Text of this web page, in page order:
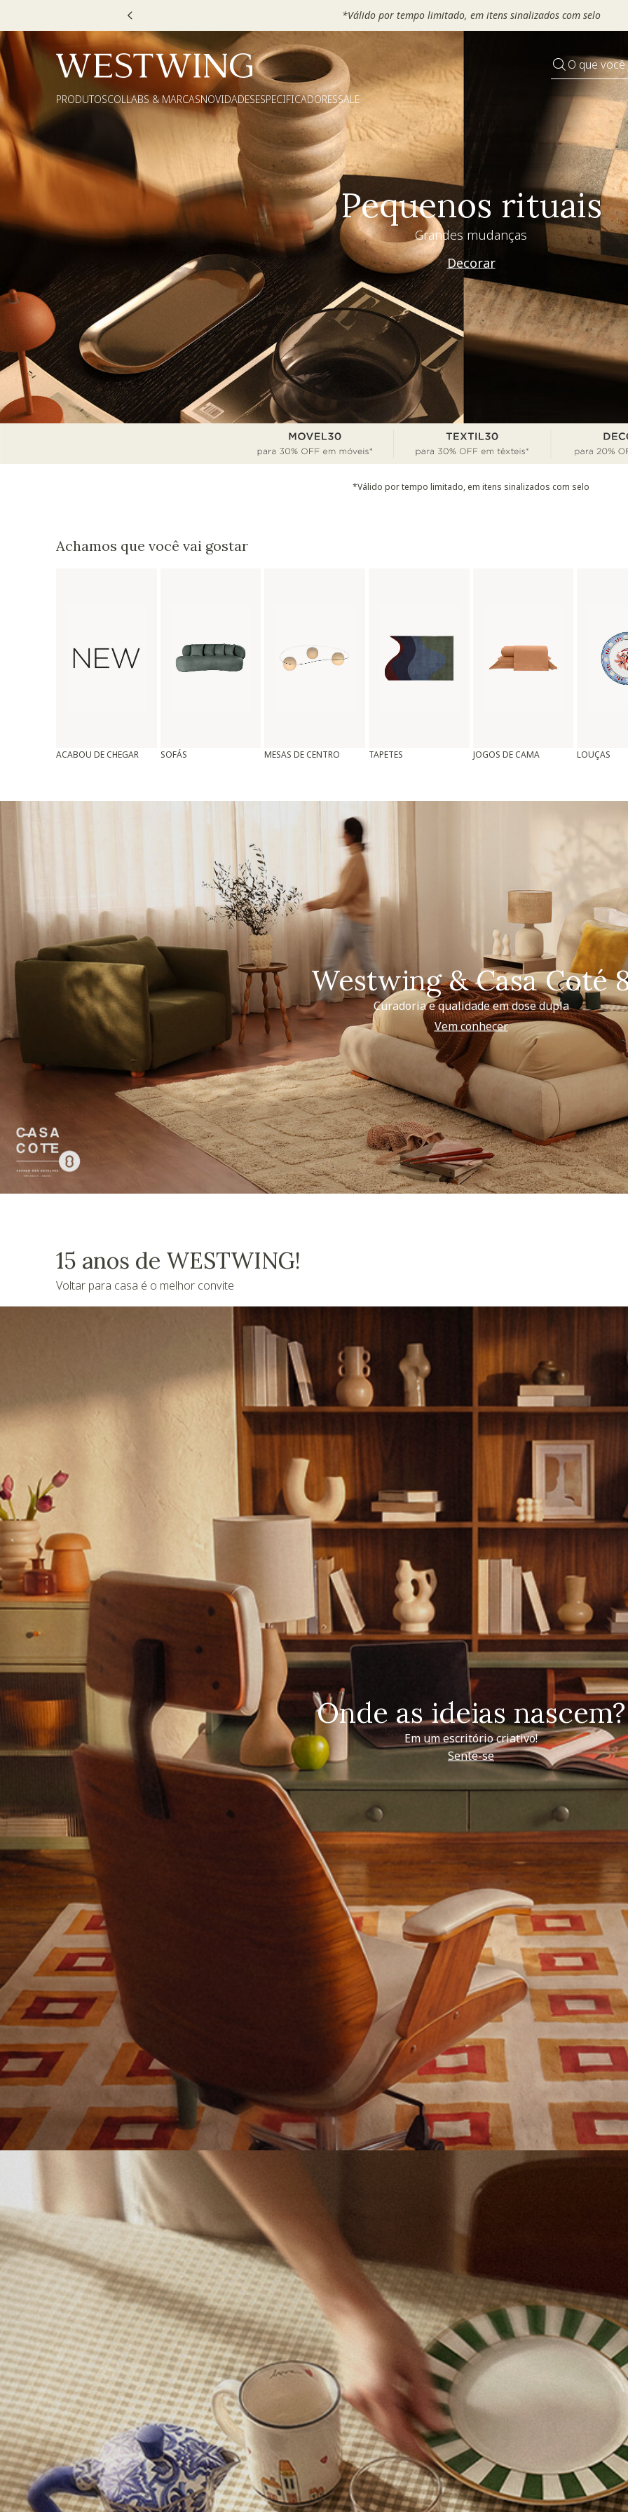
*Válido por tempo limitado, em itens
O que
PRODUTOSCOLLABS & MARCASNOVIDADESESPECIFICADORESSALE
Pequenos rituais
Grandes mudanças
Decorar
*Válido por tempo limitado, em itens sinalizados com selo
Achamos que você vai gostar
ACABOU DE CHEGAR SOFÁS MESAS DE CENTRO TAPETES JOGOS DE CAMA LOUÇAS
Westwing & Casa Coté
Curadoria e qualidade em dose dupla
Vem conhecer
15 anos de WESTWING!
Voltar para casa é o melhor convite
Onde as ideias nascem?
Em um escritório criativo!
Sente-se